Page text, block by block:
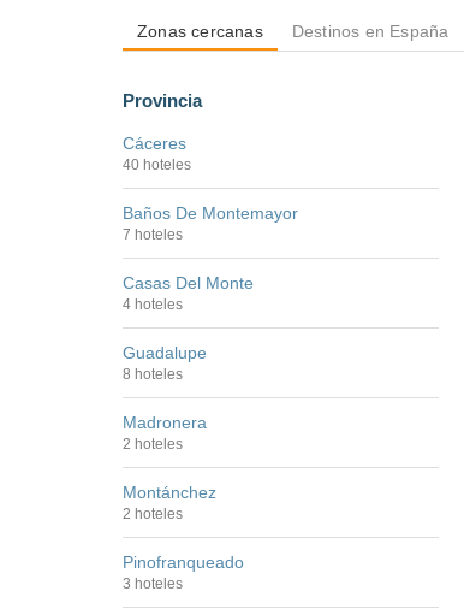
Zonas cercanas Destinos en España
Provincia
Cáceres
40 hoteles
Baños De Montemayor
7 hoteles
Casas Del Monte
4 hoteles
Guadalupe
8 hoteles
Madronera
2 hoteles
Montánchez
2 hoteles
Pinofranqueado
3 hoteles